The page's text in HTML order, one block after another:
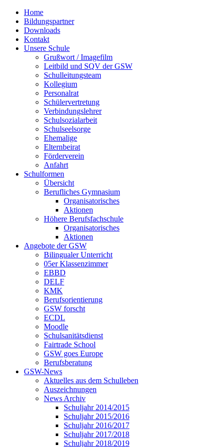
Home
Bildungspartner
Downloads
Kontakt
Unsere Schule
Grußwort / Imagefilm
Leitbild und SQV der GSW
Schulleitungsteam
Kollegium
Personalrat
Schülervertretung
Verbindungslehrer
Schulsozialarbeit
Schulseelsorge
Ehemalige
Elternbeirat
Förderverein
Anfahrt
Schulformen
Übersicht
Berufliches Gymnasium
Organisatorisches
Aktionen
Höhere Berufsfachschule
Organisatorisches
Aktionen
Angebote der GSW
Bilingualer Unterricht
05er Klassenzimmer
EBBD
DELF
KMK
Berufsorientierung
GSW forscht
ECDL
Moodle
Schulsanitätsdienst
Fairtrade School
GSW goes Europe
Berufsberatung
GSW-News
Aktuelles aus dem Schulleben
Auszeichnungen
News Archiv
Schuljahr 2014/2015
Schuljahr 2015/2016
Schuljahr 2016/2017
Schuljahr 2017/2018
Schuljahr 2018/2019